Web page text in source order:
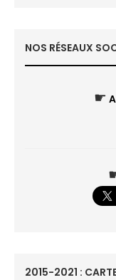
NOS RÉSEAUX
☛
2015-2021 :